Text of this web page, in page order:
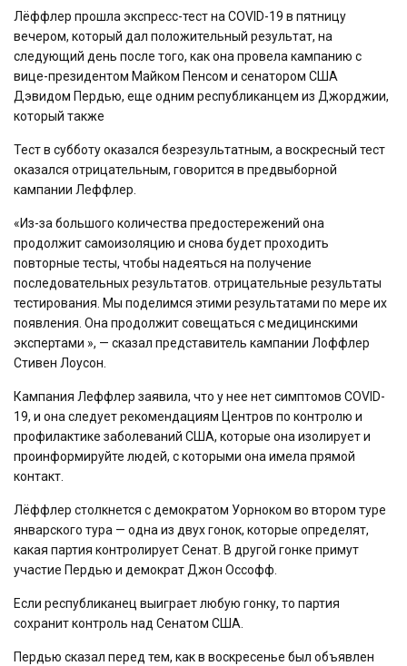
Лёффлер прошла экспресс-тест на COVID-19 в пятницу
вечером, который дал положительный результат, на
следующий день после того, как она провела кампанию с
вице-президентом Майком Пенсом и сенатором США
Дэвидом Пердью, еще одним республиканцем из Джорджии,
который также
Тест в субботу оказался безрезультатным, а воскресный тест
оказался отрицательным, говорится в предвыборной
кампании Леффлер.
«Из-за большого количества предостережений она
продолжит самоизоляцию и снова будет проходить
повторные тесты, чтобы надеяться на получение
последовательных результатов. отрицательные результаты
тестирования. Мы поделимся этими результатами по мере их
появления. Она продолжит совещаться с медицинскими
экспертами », — сказал представитель кампании Лоффлер
Стивен Лоусон.
Кампания Леффлер заявила, что у нее нет симптомов COVID-
19, и она следует рекомендациям Центров по контролю и
профилактике заболеваний США, которые она изолирует и
проинформируйте людей, с которыми она имела прямой
контакт.
Лёффлер столкнется с демократом Уорноком во втором туре
январского тура — одна из двух гонок, которые определят,
какая партия контролирует Сенат. В другой гонке примут
участие Пердью и демократ Джон Оссофф.
Если республиканец выиграет любую гонку, то партия
сохранит контроль над Сенатом США.
Пердью сказал перед тем, как в воскресенье был объявлен